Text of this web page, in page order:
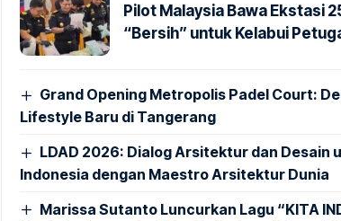
Pilot Malaysia Bawa Ekstasi
“Bersih” untuk Kelabui
Grand Opening Metropolis Padel Court:
Lifestyle Baru di Tangerang
LDAD 2026: Dialog Arsitektur dan Desain
Indonesia dengan Maestro Arsitektur Dunia
Marissa Sutanto Luncurkan Lagu “KITA